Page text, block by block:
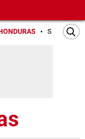
SAN PEDRO